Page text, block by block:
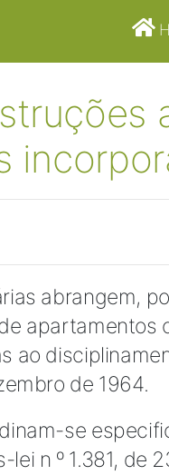
abrangem,
apartamentos
ao
de 1964.
se
n º 1.381, de